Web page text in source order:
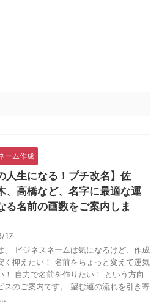
ーム作成
人生になる！プチ改名】佐
、高橋など、名字に最適な運
る名前の画数をご案内しま
17
、 ビジネスネームは気になるけど、作成
く抑えたい！ 名前をちょっと変えて運気
！ 自力で名前を作りたい！ という方向
スのご案内です。 望む運の流れを引き寄